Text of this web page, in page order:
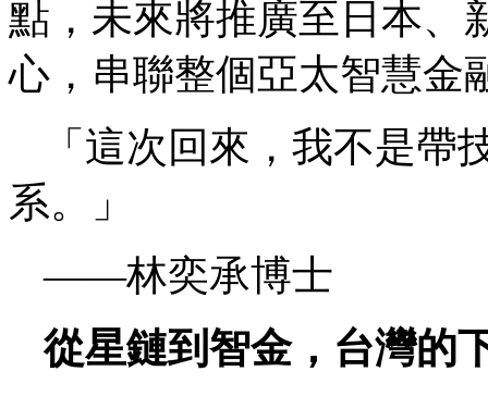
點，未來將推廣至日本、
心，串聯整個亞太智慧金
「這次回來，我不是
系。」
——林奕承博士
從星鏈到智金，台灣的